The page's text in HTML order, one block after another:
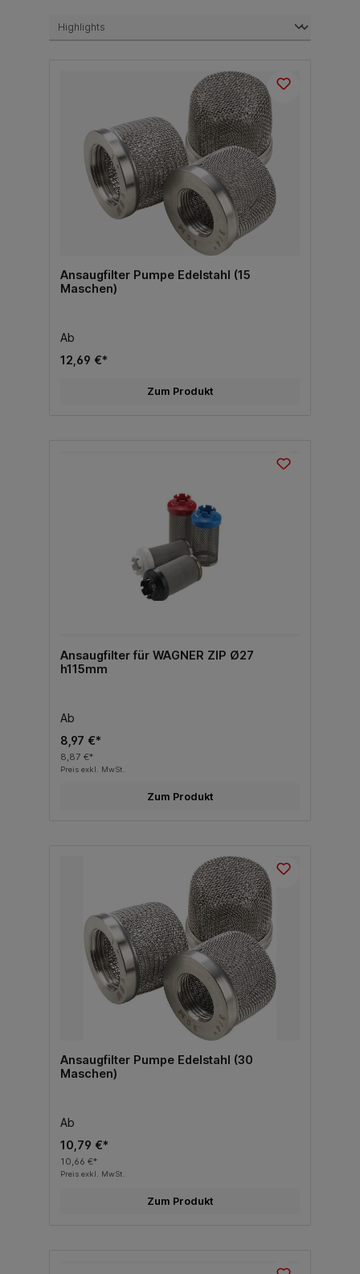
Ansaugfilter Pumpe Edelstahl (15
Maschen)
Ab
12,69 €*
Zum Produkt
Ansaugfilter für WAGNER ZIP Ø27
h115mm
Ab
8,97 €*
8,87 €*
Preis exkl. MwSt.
Zum Produkt
Ansaugfilter Pumpe Edelstahl (30
Maschen)
Ab
10,79 €*
10,66 €*
Preis exkl. MwSt.
Zum Produkt